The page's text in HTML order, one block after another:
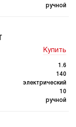
ручной
Купить
1.6
140
электрический
10
ручной